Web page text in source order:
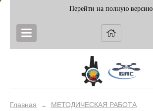
Перейти на полную версию
Главная → МЕТОДИЧЕСКАЯ РАБОТА